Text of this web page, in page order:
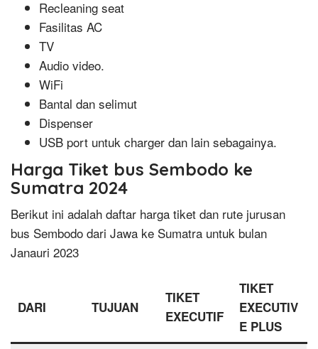
Recleaning seat
Fasilitas AC
TV
Audio video.
WiFi
Bantal dan selimut
Dispenser
USB port untuk charger dan lain sebagainya.
Harga Tiket bus Sembodo ke
Sumatra 2024
Berikut ini adalah daftar harga tiket dan rute jurusan
bus Sembodo dari Jawa ke Sumatra untuk bulan
Janauri 2023
DARI TUJUAN
TIKET
EXECUTIF
TIKET
EXECUTIV
E PLUS